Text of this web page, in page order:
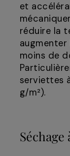
et
réduire la
moins de
serviettes
g/m²).
Séchage